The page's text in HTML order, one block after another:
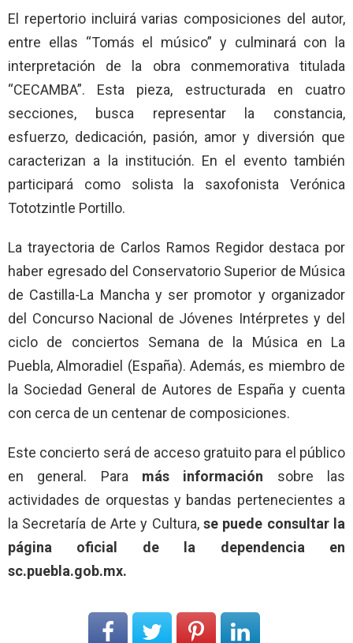
El repertorio incluirá varias composiciones del autor,
entre ellas “Tomás el músico” y culminará con la
interpretación de la obra conmemorativa titulada
“CECAMBA”. Esta pieza, estructurada en cuatro
secciones, busca representar la constancia,
esfuerzo, dedicación, pasión, amor y diversión que
caracterizan a la institución. En el evento también
participará como solista la saxofonista Verónica
Tototzintle Portillo.
La trayectoria de Carlos Ramos Regidor destaca por
haber egresado del Conservatorio Superior de Música
de Castilla-La Mancha y ser promotor y organizador
del Concurso Nacional de Jóvenes Intérpretes y del
ciclo de conciertos Semana de la Música en La
Puebla, Almoradiel (España). Además, es miembro de
la Sociedad General de Autores de España y cuenta
con cerca de un centenar de composiciones.
Este concierto será de acceso gratuito para el público
en general. Para más información sobre las
actividades de orquestas y bandas pertenecientes a
la Secretaría de Arte y Cultura, se puede consultar la
página oficial de la dependencia en
sc.puebla.gob.mx.